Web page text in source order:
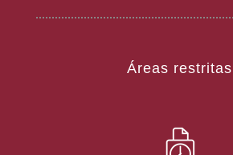
Áreas restritas